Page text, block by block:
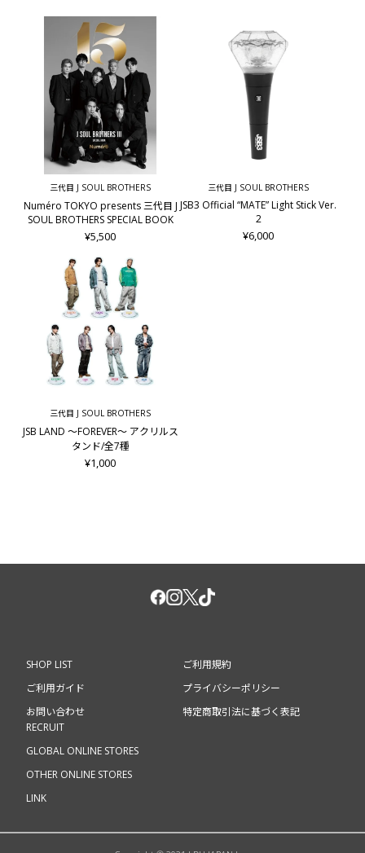
三代目 J SOUL BROTHERS
Numéro TOKYO presents 三代目 J
SOUL BROTHERS SPECIAL BOOK
¥5,500
三代目 J SOUL BROTHERS
JSB3 Official “MATE” Light Stick Ver.
2
¥6,000
三代目 J SOUL BROTHERS
JSB LAND ～FOREVER～ アクリルス
タンド/全7種
¥1,000
SHOP LIST
ご利用ガイド
お問い合わせ
ご利用規約
プライバシーポリシー
特定商取引法に基づく表記
RECRUIT
GLOBAL ONLINE STORES
OTHER ONLINE STORES
LINK